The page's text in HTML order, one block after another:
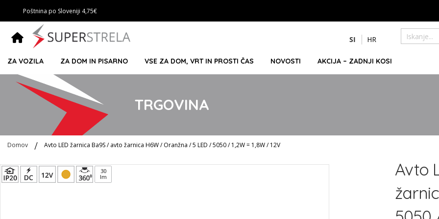
Poštnina po Sloveniji 4,75€
na
SI HR
ZA VOZILA ZA DOM IN PISARNO VSE ZA DOM, VRT IN PROSTI ČAS NOVOSTI AKCIJA – ZADNJI KOSI
TRGOVINA
Domov Avto LED žarnica Ba9S / avto žarnica H6W / Oranžna / 5 LED / 5050 / 1,2W = 1,8W / 12V
Preskoči
na
30
lm
Avto